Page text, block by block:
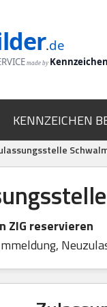
.de
made by Kennzeichen
KENNZEICHEN
ZIG reservieren